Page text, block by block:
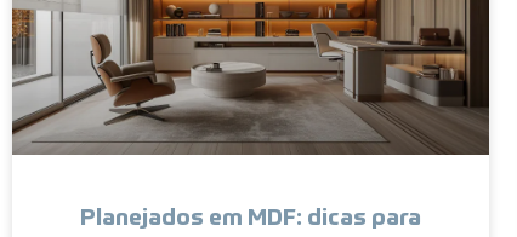
Planejados em MDF: dicas para